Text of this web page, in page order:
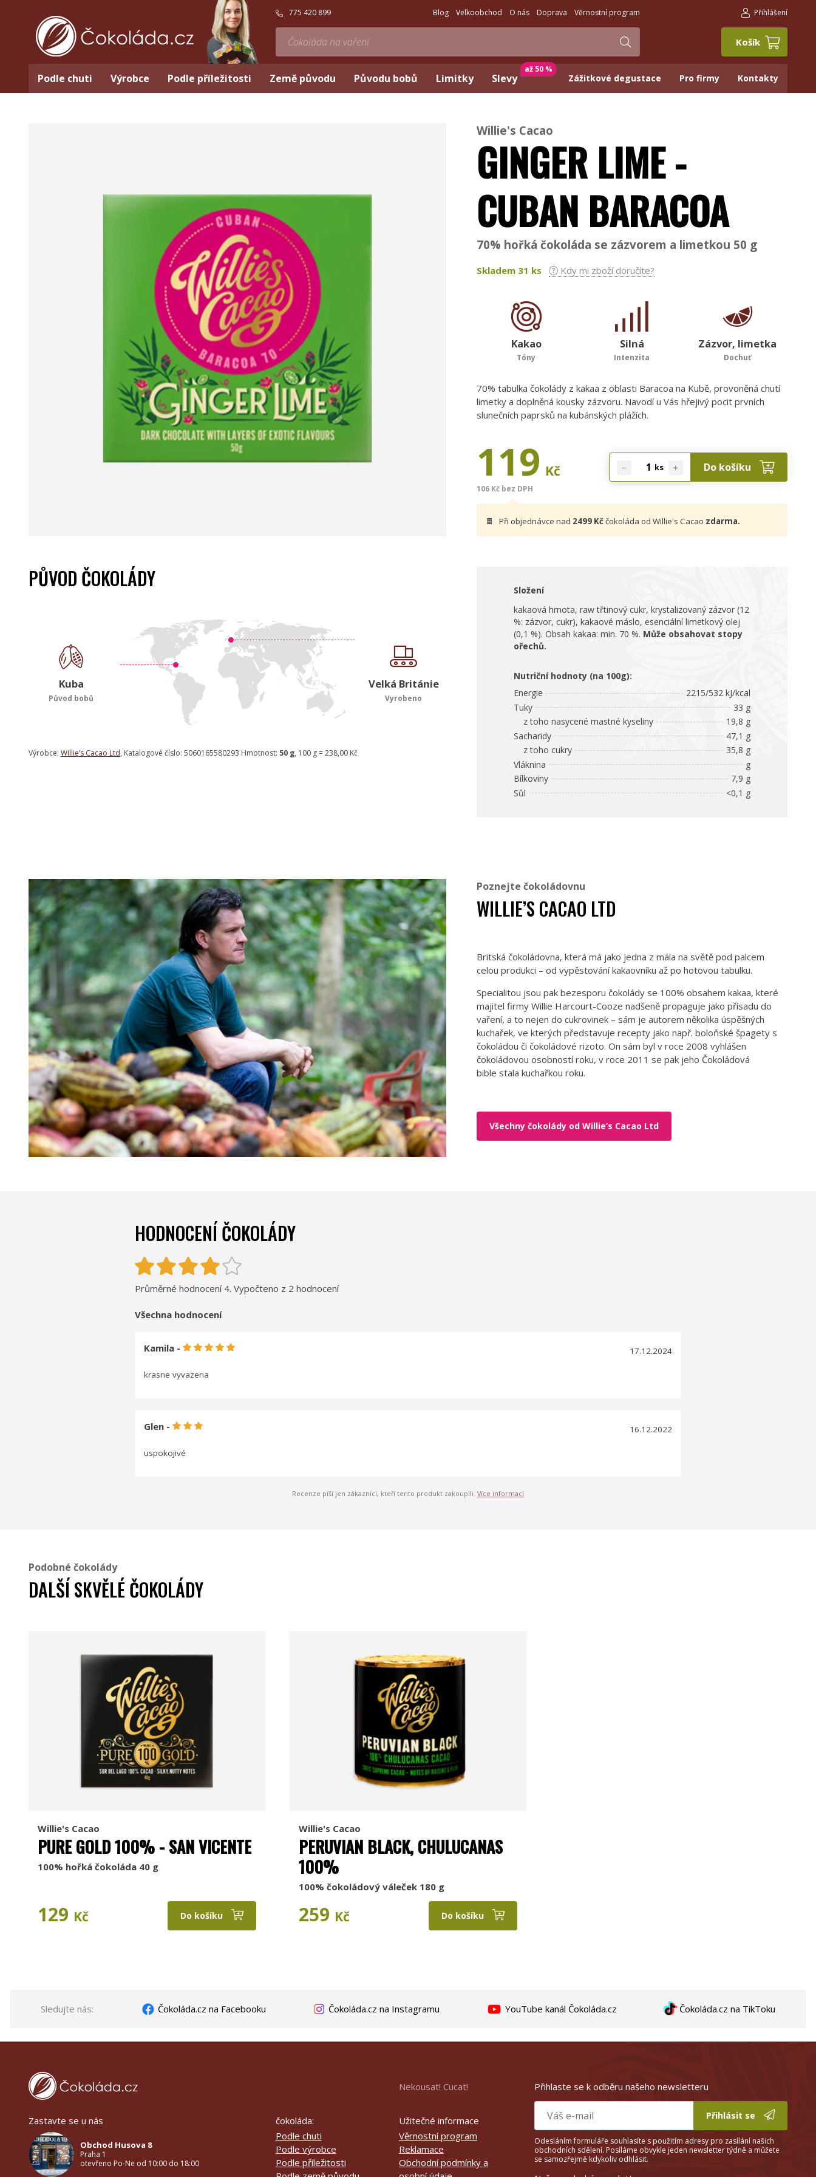
775 420 899 Blog Velkoobchod O nás Doprava Věrnostní program Přihlášení
Košík
Podle chuti Výrobce Podle příležitosti Země původu Původu bobů Limitky Slevy
až 50 %
Zážitkové degustace Pro firmy Kontakty
Willie's Cacao
GINGER LIME -
CUBAN BARACOA
70% hořká čokoláda se zázvorem a limetkou 50 g
Skladem 31 ks Kdy mi zboží doručíte?
Kakao
Tóny
Silná
Intenzita
Zázvor, limetka
Dochuť
70% tabulka čokolády z kakaa z oblasti Baracoa na Kubě, provoněná chutí
limetky a doplněná kousky zázvoru. Navodí u Vás hřejivý pocit prvních
slunečních paprsků na kubánských plážích.
119 Kč
106 Kč bez DPH
ks Do košíku
🍫 Při objednávce nad 2499 Kččokoláda od Willie's Cacao zdarma.
PŮVOD ČOKOLÁDY
Kuba
Původ bobů
Velká Británie
Vyrobeno
Výrobce: Willie’s Cacao Ltd, Katalogové číslo: 5060165580293 Hmotnost: 50 g, 100 g = 238,00 Kč
Složení
kakaová hmota, raw třtinový cukr, krystalizovaný zázvor (12
%: zázvor, cukr), kakaové máslo, esenciální limetkový olej
(0,1 %). Obsah kakaa: min. 70 %. Může obsahovat stopy
ořechů.
Nutriční hodnoty (na 100g):
Energie
2215/532 kJ/kcal
Tuky
33 g
z toho nasycené mastné kyseliny
19,8 g
Sacharidy
47,1 g
z toho cukry
35,8 g
Vláknina
g
Bílkoviny
7,9 g
Sůl
<0,1 g
Poznejte čokoládovnu
WILLIE’S CACAO LTD
Britská čokoládovna, která má jako jedna z mála na světě pod palcem
celou produkci – od vypěstování kakaovníku až po hotovou tabulku.
Specialitou jsou pak bezesporu čokolády se 100% obsahem kakaa, které
majitel firmy Willie Harcourt-Cooze nadšeně propaguje jako přísadu do
vaření, a to nejen do cukrovinek – sám je autorem několika úspěšných
kuchařek, ve kterých představuje recepty jako např. boloňské špagety s
čokoládou či čokoládové rizoto. On sám byl v roce 2008 vyhlášen
čokoládovou osobností roku, v roce 2011 se pak jeho Čokoládová
bible stala kuchařkou roku.
Všechny čokolády od Willie’s Cacao Ltd
HODNOCENÍ ČOKOLÁDY
Průměrné hodnocení 4. Vypočteno z 2 hodnocení
Všechna hodnocení
Kamila - 17.12.2024
krasne vyvazena
Glen - 16.12.2022
uspokojivé
Recenze píší jen zákazníci, kteří tento produkt zakoupili. Více informací
Podobné čokolády
DALŠÍ SKVĚLÉ ČOKOLÁDY
Willie's Cacao
PURE GOLD 100% - SAN VICENTE
100% hořká čokoláda 40 g
129 Kč Do košíku
Willie's Cacao
PERUVIAN BLACK, CHULUCANAS
100%
100% čokoládový váleček 180 g
259 Kč Do košíku
Sledujte nás: Čokoláda.cz na Facebooku Čokoláda.cz na Instagramu YouTube kanál Čokoláda.cz Čokoláda.cz na TikToku
Zastavte se u nás
Obchod Husova 8
Praha 1
otevřeno Po-Ne od 10:00 do 18:00
čokoláda:
Podle chuti
Podle výrobce
Podle příležitosti
Nekousat! Cucat!
Užitečné informace
Věrnostní program
Reklamace
Obchodní podmínky a
Přihlaste se k odběru našeho newsletteru
Přihlásit se
Odesláním formuláře souhlasíte s použitím adresy pro zasílání našich
obchodních sdělení. Posíláme obvykle jeden newsletter týdně a můžete
se samozřejmě kdykoliv odhlásit.